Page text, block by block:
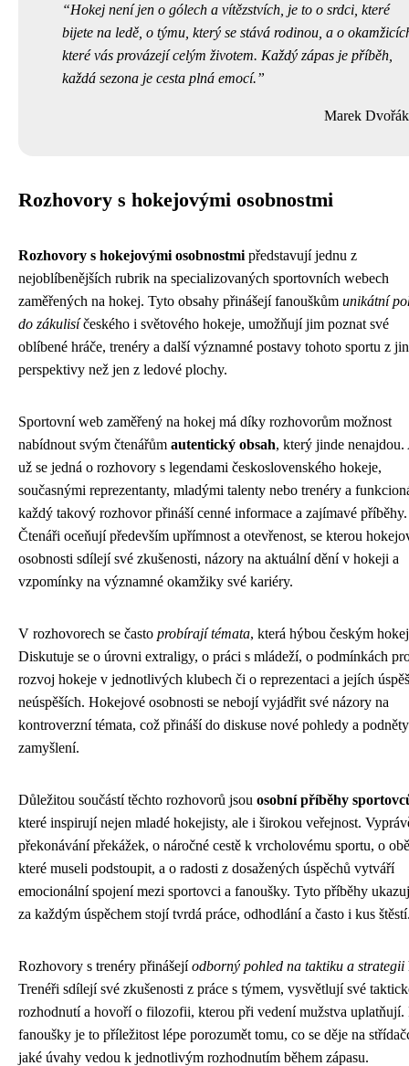
Hokej není jen o gólech a vítězstvích, je to o srdci, které
bijete na ledě, o týmu, který se stává rodinou, a o
které vás provázejí celým životem. Každý zápas je příběh,
každá sezona je cesta plná emocí.
Marek Dvořák
Rozhovory s hokejovými osobnostmi
Rozhovory s hokejovými osobnostmi představují jednu z
nejoblíbenějších rubrik na specializovaných sportovních webech
zaměřených na hokej. Tyto obsahy přinášejí fanouškům unikátní
do zákulisíčeského i světového hokeje, umožňují jim poznat své
oblíbené hráče, trenéry a další významné postavy tohoto sportu z
perspektivy než jen z ledové plochy.
Sportovní web zaměřený na hokej má díky rozhovorům možnost
nabídnout svým čtenářům autentický obsah, který jinde
už se jedná o rozhovory s legendami československého hokeje,
současnými reprezentanty, mladými talenty nebo trenéry a
každý takový rozhovor přináší cenné informace a zajímavé příběhy.
Čtenáři oceňují především upřímnost a otevřenost, se kterou
osobnosti sdílejí své zkušenosti, názory na aktuální dění v hokeji a
vzpomínky na významné okamžiky své kariéry.
V rozhovorech se často probírají témata, která hýbou českým
Diskutuje se o úrovni extraligy, o práci s mládeží, o podmínkách
rozvoj hokeje v jednotlivých klubech či o reprezentaci a jejích
neúspěších. Hokejové osobnosti se nebojí vyjádřit své názory na
kontroverzní témata, což přináší do diskuse nové pohledy a
zamyšlení.
Důležitou součástí těchto rozhovorů jsou osobní příběhy
které inspirují nejen mladé hokejisty, ale i širokou veřejnost.
překonávání překážek, o náročné cestě k vrcholovému sportu, o
které museli podstoupit, a o radosti z dosažených úspěchů vytváří
emocionální spojení mezi sportovci a fanoušky. Tyto příběhy
za každým úspěchem stojí tvrdá práce, odhodlání a často i kus
Rozhovory s trenéry přinášejíodborný pohled na taktiku a strategii
Trenéři sdílejí své zkušenosti z práce s týmem, vysvětlují své
rozhodnutí a hovoří o filozofii, kterou při vedení mužstva uplatňují.
fanoušky je to příležitost lépe porozumět tomu, co se děje na
jaké úvahy vedou k jednotlivým rozhodnutím během zápasu.